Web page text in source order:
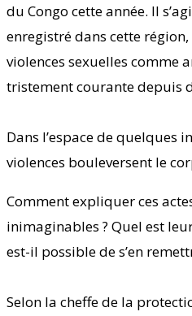
du Congo cette année. Il
enregistré dans cette
violences sexuelles comme
tristement courante depuis
Dans l’espace de quelques
violences bouleversent le
Comment expliquer ces
inimaginables ? Quel est
est-il possible de s’en
Selon la cheffe de la